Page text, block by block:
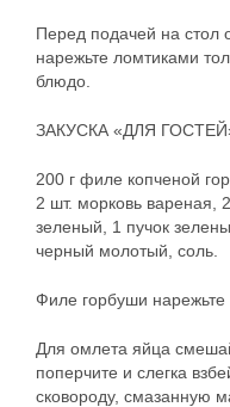
Перед подачей на стол
нарежьте ломтиками
блюдо.
ЗАКУСКА «ДЛЯ
200 г филе копченой
2 шт. морковь вареная,
зеленый, 1 пучок
черный молотый, соль.
Филе горбуши нарежьте
Для омлета яйца
поперчите и слегка
сковороду, смазанную